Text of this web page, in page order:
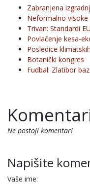
Zabranjena
Neformalno visoke
Trivan: Standardi
Povlačenje kesa-
Posledice
Botanički kongres
Fudbal: Zlatibor
Ne postoji komentar!
Napišite
Vaše ime: